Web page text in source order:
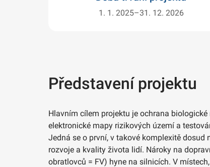
1. 1. 2025–31. 12. 2026
Představení projektu
Hlavním cílem projektu je ochrana
elektronické mapy rizikových území a
Jedná se o první, v takové komplexitě
rozvoje a kvality života lidí. Nároky na
obratlovců = FV) hyne na silnicích. V